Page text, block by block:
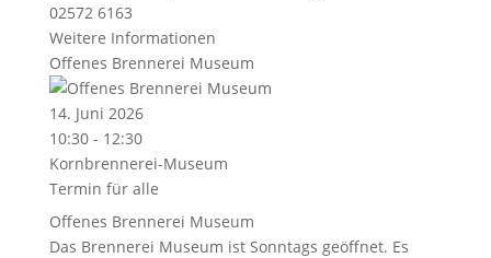
02572 6163
Weitere Informationen
Offenes Brennerei Museum
14. Juni 2026
10:30 - 12:30
Kornbrennerei-Museum
Termin für alle
Offenes Brennerei Museum
Das Brennerei Museum ist Sonntags geöffnet. Es